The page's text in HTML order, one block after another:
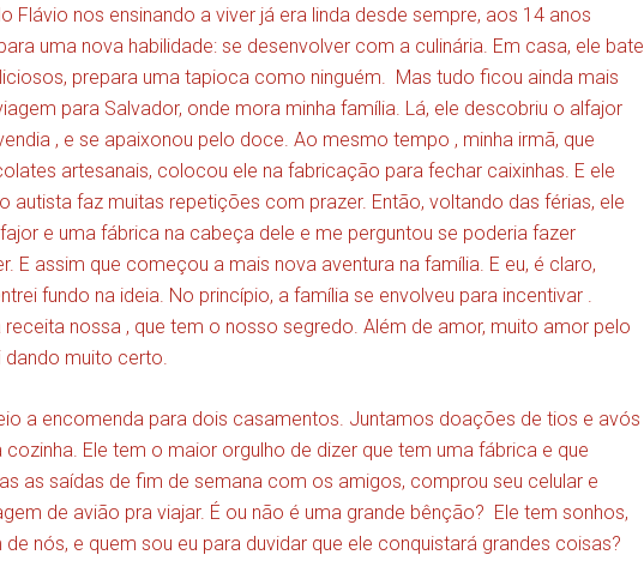
Flávio nos ensinando a viver já era linda desde sempre, aos 14 anos
uma nova habilidade: se desenvolver com a culinária. Em casa, ele bate
prepara uma tapioca como ninguém. Mas tudo ficou ainda mais
para Salvador, onde mora minha família. Lá, ele descobriu o alfajor
, e se apaixonou pelo doce. Ao mesmo tempo , minha irmã, que
artesanais, colocou ele na fabricação para fechar caixinhas. E ele
autista faz muitas repetições com prazer. Então, voltando das férias, ele
e uma fábrica na cabeça dele e me perguntou se poderia fazer
E assim que começou a mais nova aventura na família. E eu, é claro,
fundo na ideia. No princípio, a família se envolveu para incentivar .
receita nossa , que tem o nosso segredo. Além de amor, muito amor pelo
muito certo.
a encomenda para dois casamentos. Juntamos doações de tios e avós
Ele tem o maior orgulho de dizer que tem uma fábrica e que
as saídas de fim de semana com os amigos, comprou seu celular e
de avião pra viajar. É ou não é uma grande bênção? Ele tem sonhos,
nós, e quem sou eu para duvidar que ele conquistará grandes coisas?